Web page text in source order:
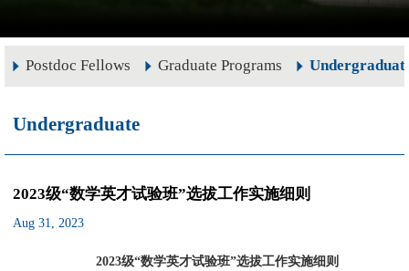
Postdoc Fellows Graduate Programs
Undergraduate
2023级“数学英才试验班”选拔工作实施细则
Aug 31, 2023
2023级“数学英才试验班”选拔工作实施细则